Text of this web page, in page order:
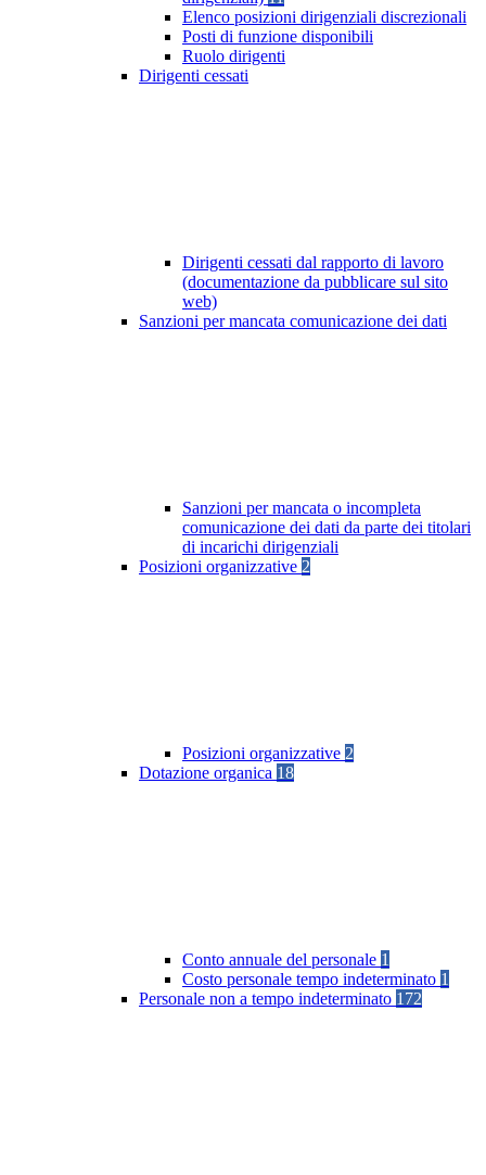
Elenco posizioni dirigenziali discrezionali
Posti di funzione disponibili
Ruolo dirigenti
Dirigenti cessati
Dirigenti cessati dal rapporto di lavoro
(documentazione da pubblicare sul sito
web)
Sanzioni per mancata comunicazione dei dati
Sanzioni per mancata o incompleta
comunicazione dei dati da parte dei titolari
di incarichi dirigenziali
Posizioni organizzative 2
Posizioni organizzative 2
Dotazione organica 18
Conto annuale del personale 1
Costo personale tempo indeterminato 1
Personale non a tempo indeterminato 172